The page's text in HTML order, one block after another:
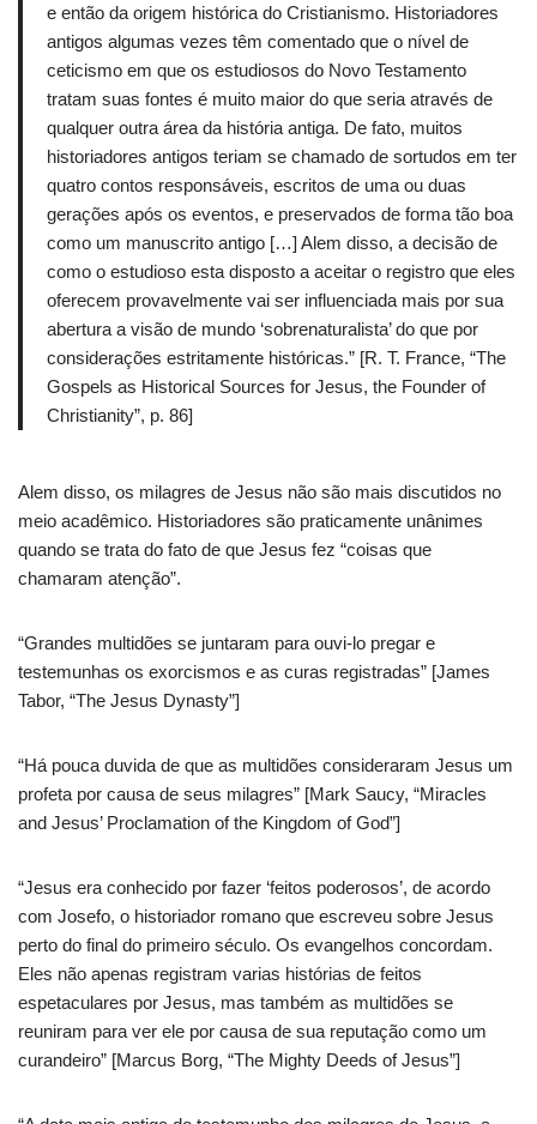
e então da origem histórica do Cristianismo. Historiadores
antigos algumas vezes têm comentado que o nível de
ceticismo em que os estudiosos do Novo Testamento
tratam suas fontes é muito maior do que seria através de
qualquer outra área da história antiga. De fato, muitos
historiadores antigos teriam se chamado de sortudos em ter
quatro contos responsáveis, escritos de uma ou duas
gerações após os eventos, e preservados de forma tão boa
como um manuscrito antigo […] Alem disso, a decisão de
como o estudioso esta disposto a aceitar o registro que eles
oferecem provavelmente vai ser influenciada mais por sua
abertura a visão de mundo ‘sobrenaturalista’ do que por
considerações estritamente históricas.” [R. T. France, “The
Gospels as Historical Sources for Jesus, the Founder of
Christianity”, p. 86]
Alem disso, os milagres de Jesus não são mais discutidos no
meio acadêmico. Historiadores são praticamente unânimes
quando se trata do fato de que Jesus fez “coisas que
chamaram atenção”.
“Grandes multidões se juntaram para ouvi-lo pregar e
testemunhas os exorcismos e as curas registradas” [James
Tabor, “The Jesus Dynasty”]
“Há pouca duvida de que as multidões consideraram Jesus um
profeta por causa de seus milagres” [Mark Saucy, “Miracles
and Jesus’ Proclamation of the Kingdom of God”]
“Jesus era conhecido por fazer ‘feitos poderosos’, de acordo
com Josefo, o historiador romano que escreveu sobre Jesus
perto do final do primeiro século. Os evangelhos concordam.
Eles não apenas registram varias histórias de feitos
espetaculares por Jesus, mas também as multidões se
reuniram para ver ele por causa de sua reputação como um
curandeiro” [Marcus Borg, “The Mighty Deeds of Jesus”]